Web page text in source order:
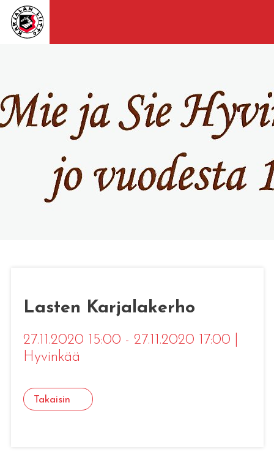
Lasten Karjalakerho
27.11.2020 15:00 - 27.11.2020 17:00
Hyvinkää
Takaisin